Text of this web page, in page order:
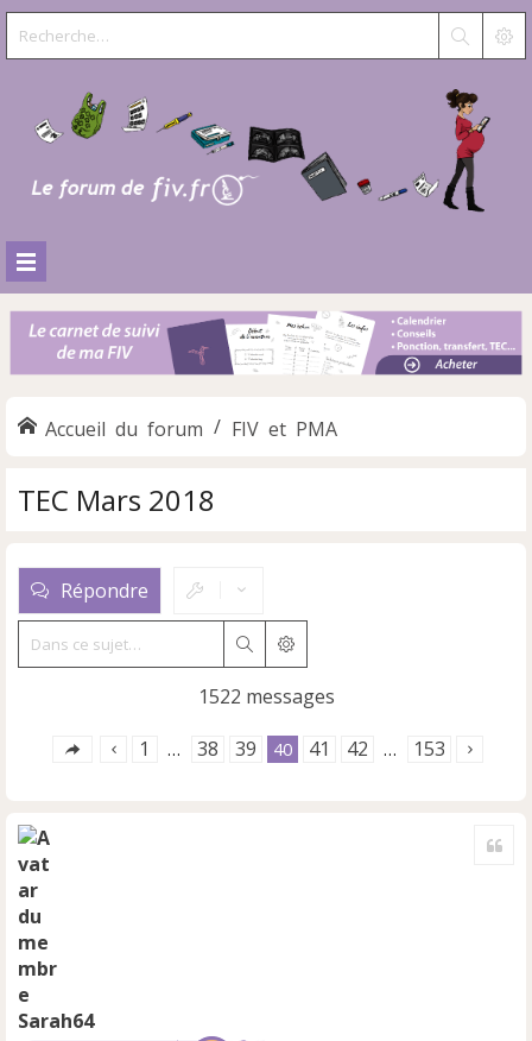
Accueil du forum FIV et PMA
TEC Mars 2018
Répondre
RechercherRecherche avancée
1522 messages
1 … 38 39 40 41 42 … 153
Sarah64